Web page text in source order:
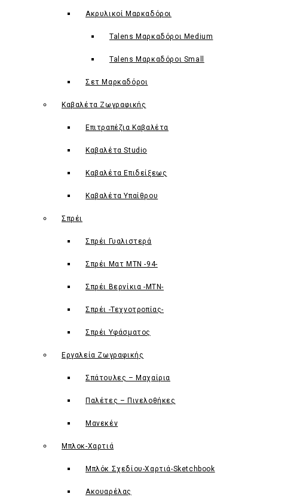
Ακρυλικοί Μαρκαδόροι
Talens Μαρκαδόροι Medium
Talens Μαρκαδόροι Small
Σετ Μαρκαδόροι
Καβαλέτα Ζωγραφικής
Επιτραπέζια Καβαλέτα
Καβαλέτα Studio
Καβαλέτα Επιδείξεως
Καβαλέτα Υπαίθρου
Σπρέι
Σπρέι Γυαλιστερά
Σπρέι Ματ ΜΤΝ -94-
Σπρέι Βερνίκια -ΜΤΝ-
Σπρέι -Τεχνοτροπίας-
Σπρέι Υφάσματος
Εργαλεία Ζωγραφικής
Σπάτουλες – Μαχαίρια
Παλέτες – Πινελοθήκες
Μανεκέν
Μπλοκ-Χαρτιά
Μπλόκ Σχεδίου-Χαρτιά-Sketchbook
Ακουαρέλας